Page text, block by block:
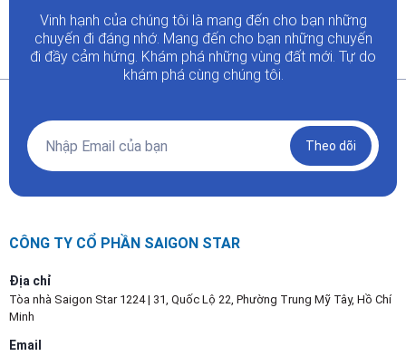
Vinh hạnh của chúng tôi là mang đến cho bạn những
chuyến đi đáng nhớ. Mang đến cho bạn những chuyến
đi đầy cảm hứng. Khám phá những vùng đất mới. Tự do
khám phá cùng chúng tôi.
Theo dõi
CÔNG TY CỔ PHẦN SAIGON STAR
Địa chỉ
Tòa nhà Saigon Star 1224 | 31, Quốc Lộ 22, Phường Trung Mỹ Tây, Hồ Chí
Minh
Email